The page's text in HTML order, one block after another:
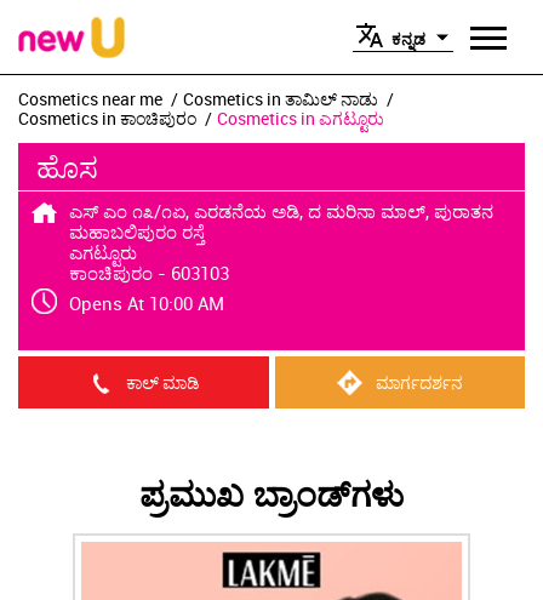
ಕನ್ನಡ
Cosmetics near me
Cosmetics in ತಾಮಿಲ್ ನಾಡು
Cosmetics in ಕಾಂಚಿಪುರಂ
Cosmetics in ಎಗಟ್ಟೂರು
ಹೊಸ
ಎಸ್ ಎಂ ೧೩/೧ಏ, ಎರಡನೆಯ ಅಡಿ, ದ ಮರಿನಾ ಮಾಲ್, ಪುರಾತನ
ಮಹಾಬಲಿಪುರಂ ರಸ್ತೆ
ಎಗಟ್ಟೂರು
ಕಾಂಚಿಪುರಂ - 603103
Opens At 10:00 AM
ಕಾಲ್ ಮಾಡಿ ಮಾರ್ಗದರ್ಶನ
ಪ್ರಮುಖ ಬ್ರಾಂಡ್‌ಗಳು